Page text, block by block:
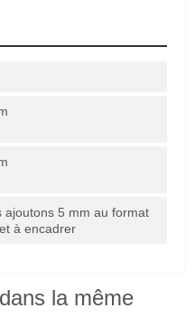
ajoutons 5 mm au format
à encadrer
la même